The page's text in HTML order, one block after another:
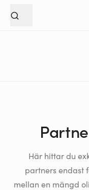
Här hittar du
partners endast
mellan en mängd